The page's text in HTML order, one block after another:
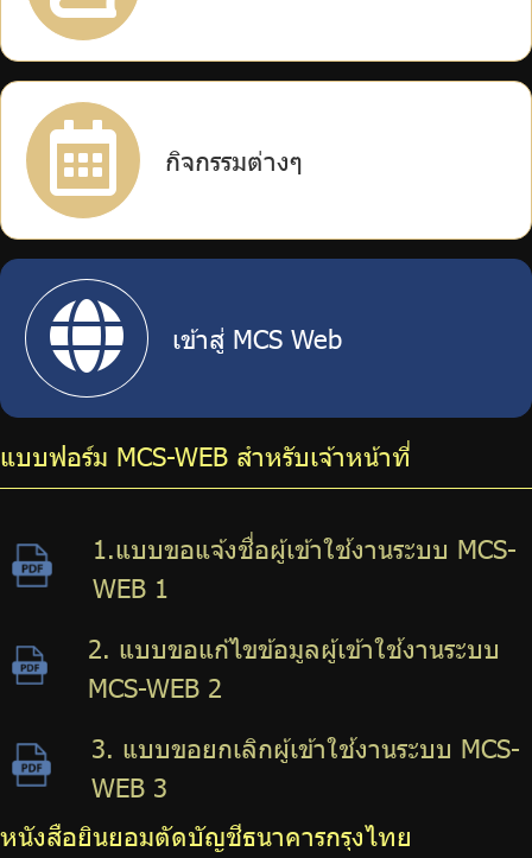
ไทย | Eng
กิจกรรมต่างๆ
เข้าสู่ MCS Web
แบบฟอร์ม MCS-WEB สำหรับเจ้าหน้าที่
1.แบบขอแจ้งชื่อผู้เข้าใช้งานระบบ MCS-
WEB 1
2. แบบขอแก้ไขข้อมูลผู้เข้าใช้งานระบบ
MCS-WEB 2
3. แบบขอยกเลิกผู้เข้าใช้งานระบบ MCS-
WEB 3
หนังสือยินยอมตัดบัญชีธนาคารกรุงไทย